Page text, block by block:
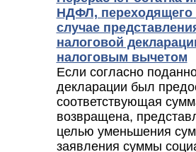
НДФЛ, переходящего
случае
налоговой
налоговым вычетом
Если согласно
декларации был
соответствующая
возвращена,
целью уменьшения
заявления суммы